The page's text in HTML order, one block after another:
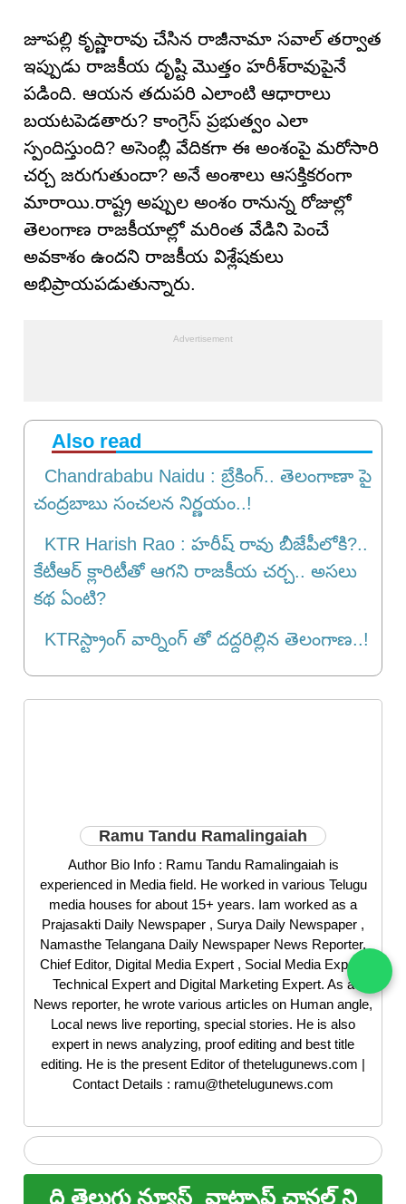
జూపల్లి కృష్ణారావు చేసిన రాజీనామా సవాల్ తర్వాత
ఇప్పుడు రాజకీయ దృష్టి మొత్తం హరీశ్‌రావుపైనే
పడింది. ఆయన తదుపరి ఎలాంటి ఆధారాలు
బయటపెడతారు? కాంగ్రెస్ ప్రభుత్వం ఎలా
స్పందిస్తుంది? అసెంబ్లీ వేదికగా ఈ అంశంపై మరోసారి
చర్చ జరుగుతుందా? అనే అంశాలు ఆసక్తికరంగా
మారాయి.రాష్ట్ర అప్పుల అంశం రానున్న రోజుల్లో
తెలంగాణ రాజకీయాల్లో మరింత వేడిని పెంచే
అవకాశం ఉందని రాజకీయ విశ్లేషకులు
అభిప్రాయపడుతున్నారు.
Also read
Chandrababu Naidu : బ్రేకింగ్.. తెలంగాణా పై
చంద్రబాబు సంచలన నిర్ణయం..!
KTR Harish Rao : హరీష్ రావు బీజేపీలోకి?..
కేటీఆర్ క్లారిటీతో ఆగని రాజకీయ చర్చ.. అసలు
కథ ఏంటి?
KTRస్ట్రాంగ్ వార్నింగ్ తో దద్దరిల్లిన తెలంగాణ..!
Ramu Tandu Ramalingaiah
Author Bio Info : Ramu Tandu Ramalingaiah is
experienced in Media field. He worked in various Telugu
media houses for about 15+ years. Iam worked as a
Prajasakti Daily Newspaper , Surya Daily Newspaper ,
Namasthe Telangana Daily Newspaper News Reporter,
Chief Editor, Digital Media Expert , Social Media Expert,
Technical Expert and Digital Marketing Expert. As a
News reporter, he wrote various articles on Human angle,
Local news live reporting, special stories. He is also
expert in news analyzing, proof editing and best title
editing. He is the present Editor of thetelugunews.com |
Contact Details : ramu@thetelugunews.com
ది తెలుగు న్యూస్ వాట్సాప్ ఛానల్ ని